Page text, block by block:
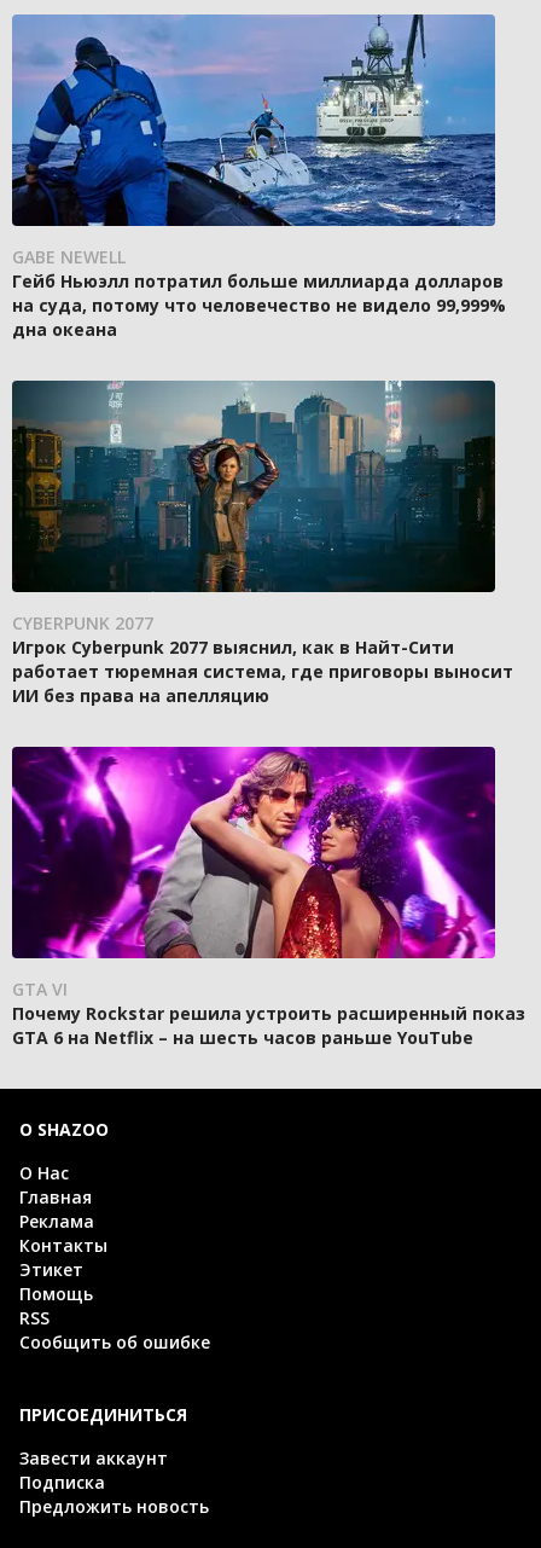
GABE NEWELL
Гейб Ньюэлл потратил больше миллиарда долларов
на суда, потому что человечество не видело 99,999%
дна океана
CYBERPUNK 2077
Игрок Cyberpunk 2077 выяснил, как в Найт-Сити
работает тюремная система, где приговоры выносит
ИИ без права на апелляцию
GTA VI
Почему Rockstar решила устроить расширенный показ
GTA 6 на Netflix – на шесть часов раньше YouTube
О SHAZOO
О Нас
Главная
Реклама
Контакты
Этикет
Помощь
RSS
Сообщить об ошибке
ПРИСОЕДИНИТЬСЯ
Завести аккаунт
Подписка
Предложить новость